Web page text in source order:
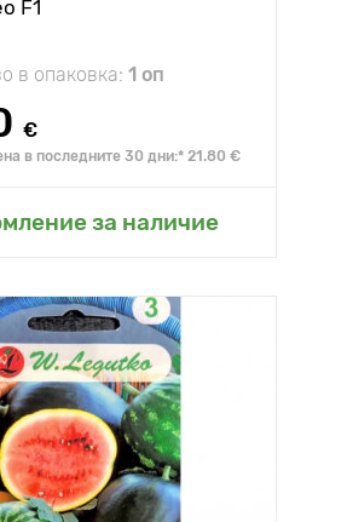
F1
в опаковка: 1 оп
€
в последните 30 дни:* 21.80 €
за наличие